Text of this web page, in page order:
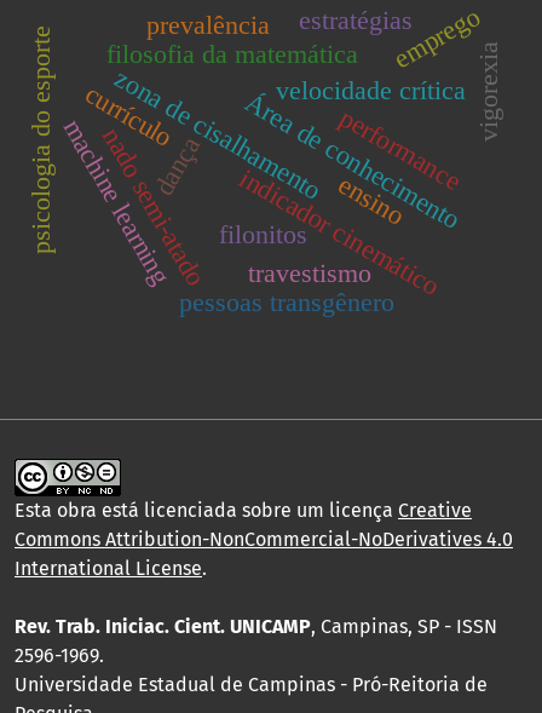
zona de cisalhamento
indicador cinemático
filonitos
dança ensino
Área de conhecimento
nado semi-atado
velocidade crítica
performance
machine learning
pessoas transgênero
travestismo
currículo
filosofia da matemática
prevalência emprego
vigorexia
psicologia do esporte
estratégias
Esta obra está licenciada sobre um licença Creative
Commons Attribution-NonCommercial-NoDerivatives 4.0
International License.
Rev. Trab. Iniciac. Cient. UNICAMP, Campinas, SP - ISSN
2596-1969.
Universidade Estadual de Campinas - Pró-Reitoria de